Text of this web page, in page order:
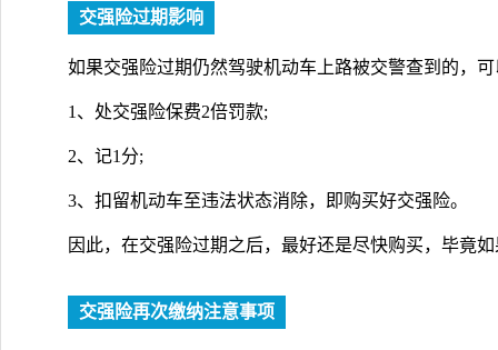
交强险过期影响
如果交强险过期仍然驾驶机动车上路被交警查到的，
1、处交强险保费2倍罚款;
2、记1分;
3、扣留机动车至违法状态消除，即购买好交强险。
因此，在交强险过期之后，最好还是尽快购买，毕竟
交强险再次缴纳注意事项